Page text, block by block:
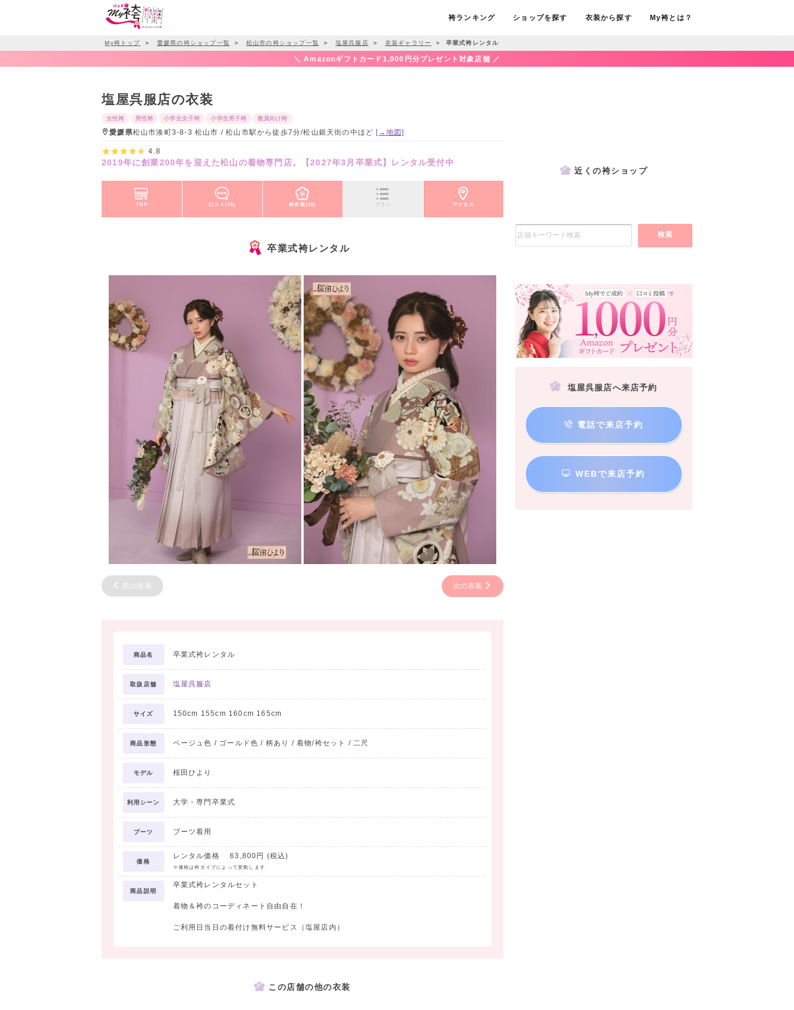
袴ランキング ショップを探す 衣装から探す My袴とは？
My袴トップ ＞ 愛媛県の袴ショップ一覧 ＞ 松山市の袴ショップ一覧 ＞ 塩屋呉服店 ＞ 衣装ギャラリー ＞ 卒業式袴レンタル
＼ Amazonギフトカード1,000円分プレゼント対象店舗 ／
塩屋呉服店の衣装
女性袴 男性袴 小学生女子袴 小学生男子袴 教員向け袴
愛媛県松山市湊町3-8-3 松山市 / 松山市駅から徒歩7分/松山銀天街の中ほど [→地図]
4.8
2019年に創業200年を迎えた松山の着物専門店。【2027年3月卒業式】レンタル受付中
TOP 口コミ(76) 袴衣装(30) プラン アクセス
卒業式袴レンタル
前の衣装 次の衣装
商品名 卒業式袴レンタル
取扱店舗 塩屋呉服店
サイズ 150cm 155cm 160cm 165cm
商品形態 ベージュ色 / ゴールド色 / 柄あり / 着物/袴セット / 二尺
モデル 桜田ひより
利用シーン 大学・専門卒業式
ブーツ ブーツ着用
価格
レンタル価格 63,800円 (税込)
※価格は袴タイプによって変動します
商品説明
卒業式袴レンタルセット
着物＆袴のコーディネート自由自在！
ご利用日当日の着付け無料サービス（塩屋店内）
この店舗の他の衣装
近くの袴ショップ
検索
塩屋呉服店へ来店予約
電話で来店予約
WEBで来店予約